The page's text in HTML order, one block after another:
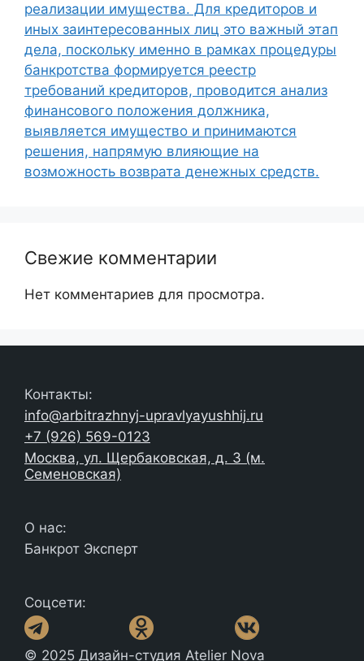
реализации имущества. Для кредиторов и
иных заинтересованных лиц это важный этап
дела, поскольку именно в рамках процедуры
банкротства формируется реестр
требований кредиторов, проводится анализ
финансового положения должника,
выявляется имущество и принимаются
решения, напрямую влияющие на
возможность возврата денежных средств.
Свежие комментарии
Нет комментариев для просмотра.
Контакты:
info@arbitrazhnyj-upravlyayushhij.ru
+7 (926) 569-0123
Москва, ул. Щербаковская, д. 3 (м.
Семеновская)
О нас:
Банкрот Эксперт
Соцсети:
© 2025 Дизайн-студия Atelier Nova